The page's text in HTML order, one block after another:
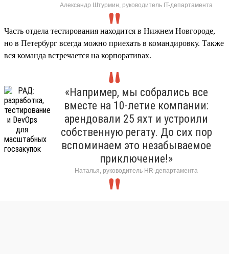
Александр Штурмин, руководитель IT-департамента
Часть отдела тестирования находится в Нижнем Новгороде,
но в Петербург всегда можно приехать в командировку. Также
вся команда встречается на корпоративах.
«Например, мы собрались все
вместе на 10-летие компании:
арендовали 25 яхт и устроили
собственную регату. До сих пор
вспоминаем это незабываемое
приключение!»
Наталья, руководитель HR-департамента